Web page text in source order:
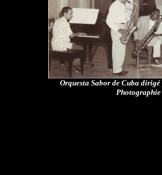
Orquesta Sabor de Cuba